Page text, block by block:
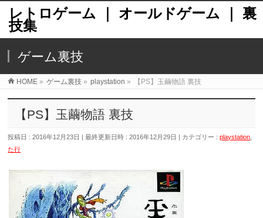
レトロゲーム ｜ オールドゲーム ｜ 裏
技集
ゲーム裏技
HOME » ゲーム裏技 » playstation » 【PS】玉繭物語 裏技
【PS】玉繭物語 裏技
投稿日 : 2016年12月23日 最終更新日時 : 2016年12月29日 カテゴリー :playstation
た行